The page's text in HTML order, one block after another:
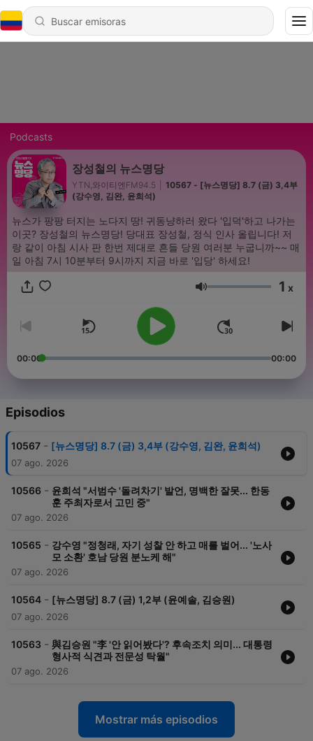
Podcasts
장성철의 뉴스명당
YTN,와이티엔FM94.5
10567 - [뉴스명당] 8.7 (금) 3,4부
(강수영, 김완, 윤희석)
뉴스가 팡팡 터지는 노다지 땅! 귀동냥하러 왔다 '입덕'하고 나가는
이곳? 장성철의 뉴스명당! 당대표 장성철, 정식 인사 올립니다! 저
랑 같이 아침 시사 판 한번 제대로 흔들 당원 여러분 누굽니까~~ 매
일 아침 7시 10분부터 9시까지 지금 바로 '입당' 하세요!
Volumen 1 x
00:00 00:00
Episodios
10567 - [뉴스명당] 8.7 (금) 3,4부 (강수영, 김완, 윤희석)
07 ago. 2026
10566 - 윤희석 "서범수 '돌려차기' 발언, 명백한 잘못... 한동
훈 주최자로서 고민 중"
07 ago. 2026
10565 - 강수영 "정청래, 자기 성찰 안 하고 매를 벌어... '노사
모 소환' 호남 당원 분노케 해"
07 ago. 2026
10564 - [뉴스명당] 8.7 (금) 1,2부 (윤예솔, 김승원)
07 ago. 2026
10563 - 與김승원 "李 '안 읽어봤다'? 후속조치 의미... 대통령
형사적 식견과 전문성 탁월"
07 ago. 2026
Mostrar más episodios